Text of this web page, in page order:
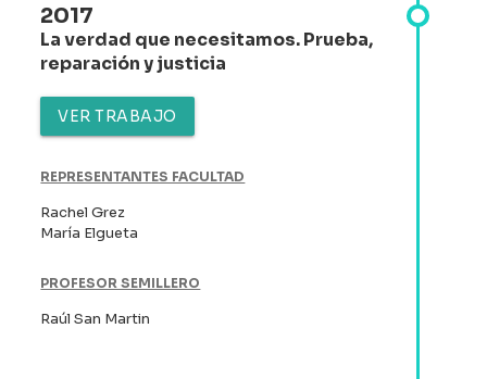
2017
La verdad que necesitamos. Prueba,
reparación y justicia
VER TRABAJO
REPRESENTANTES FACULTAD
Rachel Grez
María Elgueta
PROFESOR SEMILLERO
Raúl San Martin